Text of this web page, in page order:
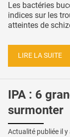
Les bactéries
indices sur les
atteintes de
LIRE LA SUITE
IPA : 6
surmonter
Actualité publiée il y